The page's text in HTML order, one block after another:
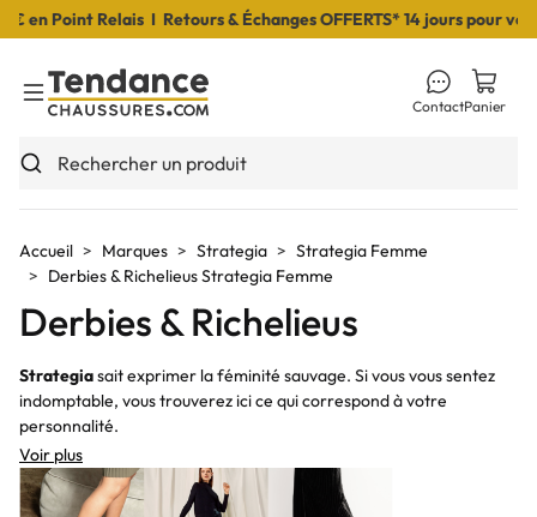
en Point Relais I Retours & Échanges OFFERTS* 14 jours pour
Toggle Menu
Rechercher un produit
ContactPanier
Accueil Marques Strategia
Strategia Femme
Derbies & Richelieus Strategia Femme
Derbies & Richelieus
Strategiasait exprimer la féminité sauvage. Si vous vous sentez
indomptable, vous trouverez ici ce qui correspond à votre
personnalité.
Voir plus